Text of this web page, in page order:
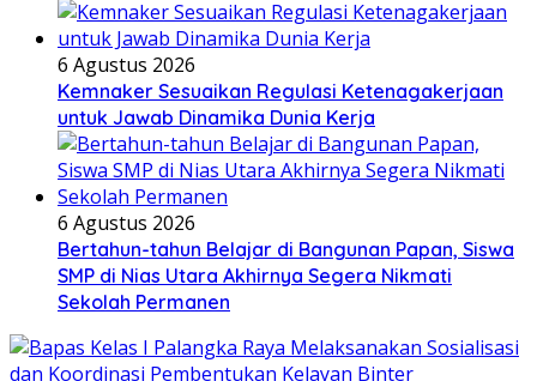
6 Agustus 2026
Kemnaker Sesuaikan Regulasi Ketenagakerjaan
untuk Jawab Dinamika Dunia Kerja
6 Agustus 2026
Bertahun-tahun Belajar di Bangunan Papan, Siswa
SMP di Nias Utara Akhirnya Segera Nikmati
Sekolah Permanen